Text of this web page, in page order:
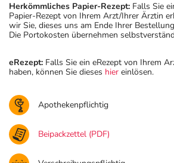
Herkömmliches Papier-Rezept: Falls Sie
Papier-Rezept von Ihrem Arzt/Ihrer Ärztin
wir Sie, dieses uns am Ende Ihrer
Die Portokosten übernehmen
eRezept: Falls Sie ein eRezept von Ihrem
haben, können Sie dieses hier einlösen.
Apothekenpflichtig
Beipackzettel (PDF)